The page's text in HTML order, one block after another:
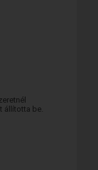
állította be.